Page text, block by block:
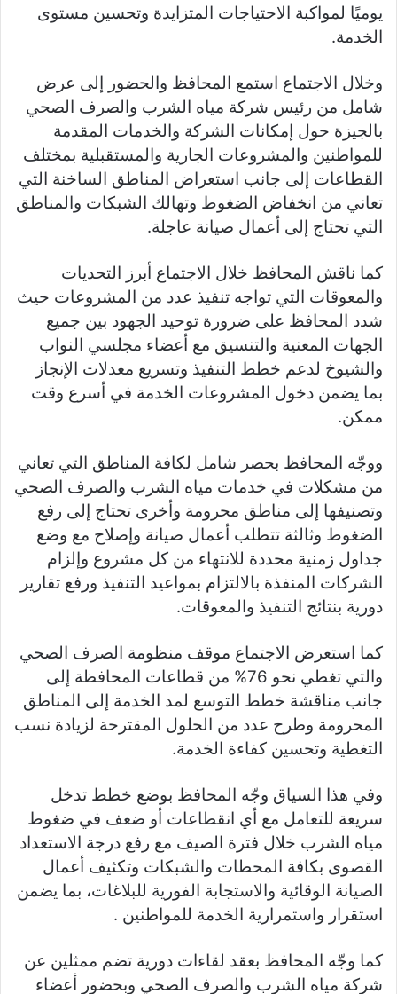
يوميًا لمواكبة الاحتياجات المتزايدة وتحسين مستوى
الخدمة.
وخلال الاجتماع استمع المحافظ والحضور إلى عرض
شامل من رئيس شركة مياه الشرب والصرف الصحي
بالجيزة حول إمكانات الشركة والخدمات المقدمة
للمواطنين والمشروعات الجارية والمستقبلية بمختلف
القطاعات إلى جانب استعراض المناطق الساخنة التي
تعاني من انخفاض الضغوط وتهالك الشبكات والمناطق
التي تحتاج إلى أعمال صيانة عاجلة.
كما ناقش المحافظ خلال الاجتماع أبرز التحديات
والمعوقات التي تواجه تنفيذ عدد من المشروعات حيث
شدد المحافظ على ضرورة توحيد الجهود بين جميع
الجهات المعنية والتنسيق مع أعضاء مجلسي النواب
والشيوخ لدعم خطط التنفيذ وتسريع معدلات الإنجاز
بما يضمن دخول المشروعات الخدمة في أسرع وقت
ممكن.
ووجّه المحافظ بحصر شامل لكافة المناطق التي تعاني
من مشكلات في خدمات مياه الشرب والصرف الصحي
وتصنيفها إلى مناطق محرومة وأخرى تحتاج إلى رفع
الضغوط وثالثة تتطلب أعمال صيانة وإصلاح مع وضع
جداول زمنية محددة للانتهاء من كل مشروع وإلزام
الشركات المنفذة بالالتزام بمواعيد التنفيذ ورفع تقارير
دورية بنتائج التنفيذ والمعوقات.
كما استعرض الاجتماع موقف منظومة الصرف الصحي
والتي تغطي نحو 76% من قطاعات المحافظة إلى
جانب مناقشة خطط التوسع لمد الخدمة إلى المناطق
المحرومة وطرح عدد من الحلول المقترحة لزيادة نسب
التغطية وتحسين كفاءة الخدمة.
وفي هذا السياق وجّه المحافظ بوضع خطط تدخل
سريعة للتعامل مع أي انقطاعات أو ضعف في ضغوط
مياه الشرب خلال فترة الصيف مع رفع درجة الاستعداد
القصوى بكافة المحطات والشبكات وتكثيف أعمال
الصيانة الوقائية والاستجابة الفورية للبلاغات، بما يضمن
استقرار واستمرارية الخدمة للمواطنين .
كما وجّه المحافظ بعقد لقاءات دورية تضم ممثلين عن
شركة مياه الشرب والصرف الصحي وبحضور أعضاء